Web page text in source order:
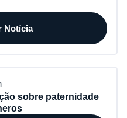
Notícia
sobre paternidade